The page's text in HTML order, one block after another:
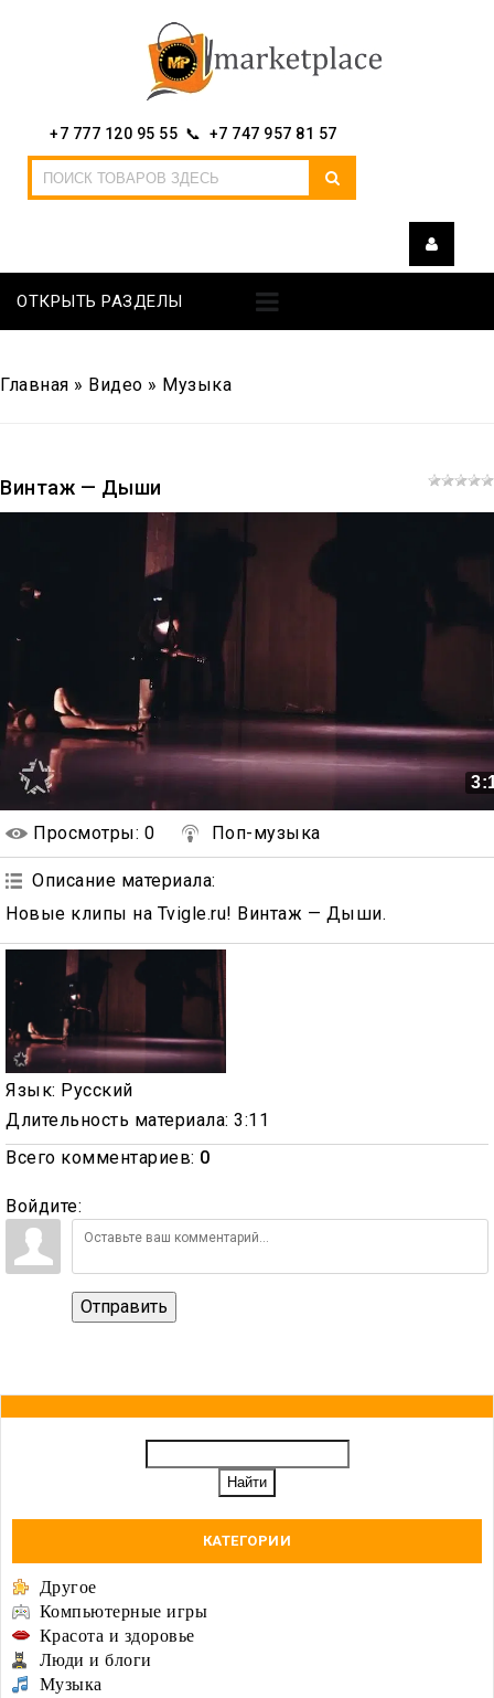
+7 777 120 95 55 📞 +7 747 957 81 57
ОТКРЫТЬ РАЗДЕЛЫ
Главная » Видео » Музыка
Винтаж — Дыши
Просмотры: 0 Поп-музыка
Описание материала:
Новые клипы на Tvigle.ru! Винтаж — Дыши.
Язык: Русский
Длительность материала: 3:11
Всего комментариев: 0
Войдите:
Отправить
КАТЕГОРИИ
Другое
Компьютерные игры
Красота и здоровье
Люди и блоги
Музыка